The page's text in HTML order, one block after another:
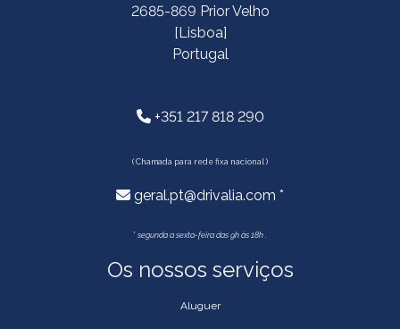
2685-869 Prior Velho
[Lisboa]
Portugal
+351 217 818 290
( Chamada para rede fixa nacional )
geral.pt@drivalia.com *
* segunda a sexta-feira das 9h às 18h .
Os nossos serviços
Aluguer